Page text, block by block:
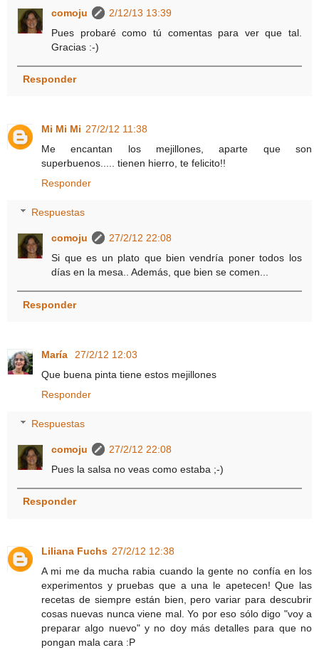
comoju
2/12/13 13:39
Pues probaré como tú comentas para ver que tal.
Gracias :-)
Responder
Mi Mi Mi 27/2/12 11:38
Me encantan los mejillones, aparte que son
superbuenos..... tienen hierro, te felicito!!
Responder
Respuestas
comoju
27/2/12 22:08
Si que es un plato que bien vendría poner todos los
días en la mesa.. Además, que bien se comen...
Responder
María
27/2/12 12:03
Que buena pinta tiene estos mejillones
Responder
Respuestas
comoju
27/2/12 22:08
Pues la salsa no veas como estaba ;-)
Responder
Liliana Fuchs 27/2/12 12:38
A mi me da mucha rabia cuando la gente no confía en los
experimentos y pruebas que a una le apetecen! Que las
recetas de siempre están bien, pero variar para descubrir
cosas nuevas nunca viene mal. Yo por eso sólo digo "voy a
preparar algo nuevo" y no doy más detalles para que no
pongan mala cara :P